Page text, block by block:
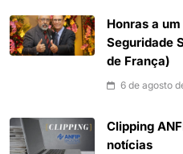
Honras a
Seguridade
de França)
6 de agosto
Clipping
notícias